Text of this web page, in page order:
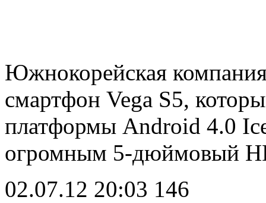
Южнокорейская
смартфон Vega S5,
платформы Android 4.0
огромным 5-дюймовый
02.07.12 20:03 146